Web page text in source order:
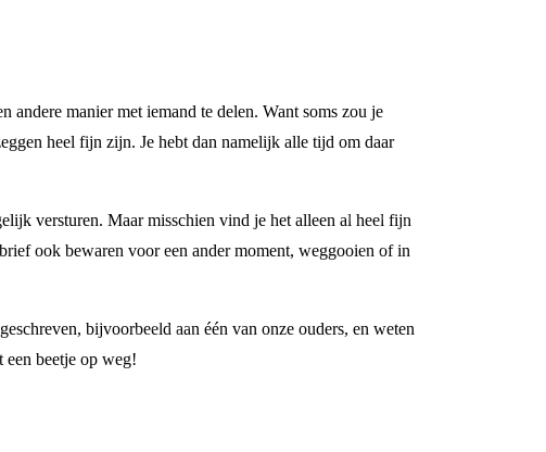
manier met iemand te delen. Want soms zou je
heel fijn zijn. Je hebt dan namelijk alle tijd om daar
versturen. Maar misschien vind je het alleen al heel fijn
ook bewaren voor een ander moment, weggooien of in
bijvoorbeeld aan één van onze ouders, en weten
een beetje op weg!